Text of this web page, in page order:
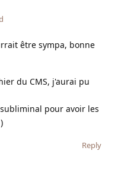
être sympa, bonne
du CMS, j'aurai pu
pour avoir les
)
Reply